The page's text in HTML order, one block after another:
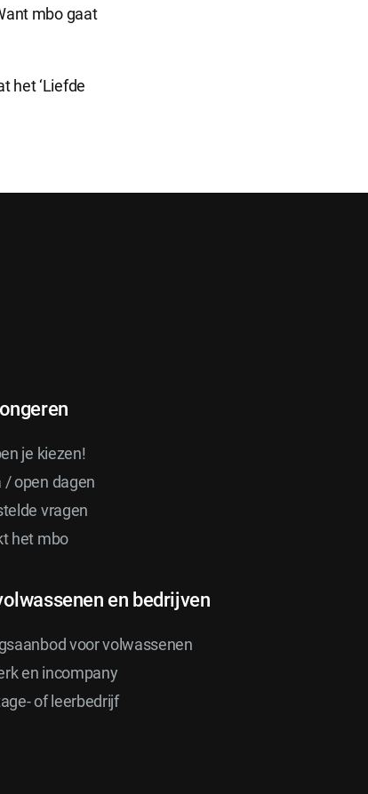
mbo gaat
het ‘Liefde
je kiezen!
/ open dagen
vragen
het mbo
en bedrijven
voor volwassenen
en incompany
of leerbedrijf